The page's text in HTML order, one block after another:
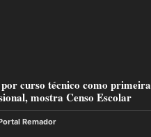
curso técnico como primeira
mostra Censo Escolar
Remador